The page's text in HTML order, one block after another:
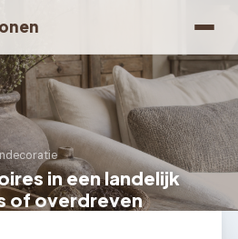
in een landelijk
of overdreven